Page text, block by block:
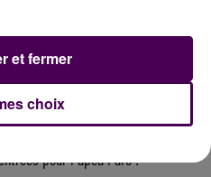
au casting The Voice & The Voice
pour Papéa Parc !
choix
et fermer